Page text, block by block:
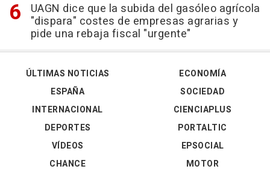
UAGN dice que la subida del gasóleo agrícola
"dispara" costes de empresas agrarias y
pide una rebaja fiscal "urgente"
ÚLTIMAS NOTICIAS
ESPAÑA
INTERNACIONAL
DEPORTES
VÍDEOS
ECONOMÍA
SOCIEDAD
CIENCIAPLUS
PORTALTIC
EPSOCIAL
CHANCE
MOTOR